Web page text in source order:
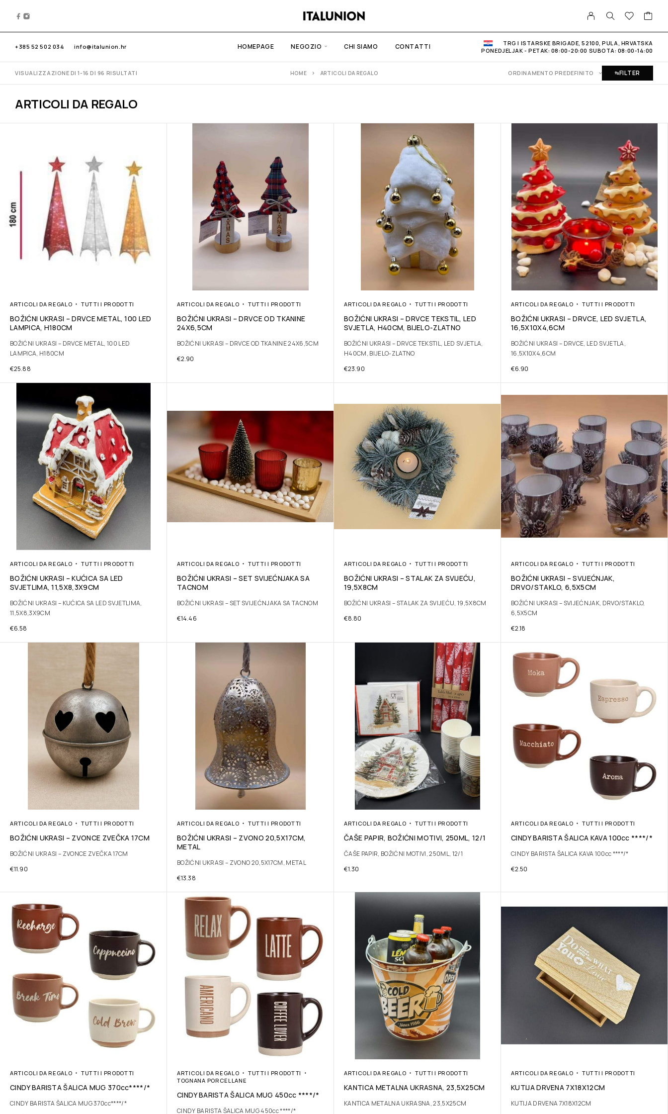
+385 52 502 034 info@italunion.hr HOMEPAGE NEGOZIO CHI SIAMO CONTATTI
TRG I ISTARSKE BRIGADE, 52100, PULA, HRVATSKA
PONEDJELJAK - PETAK: 08:00-20:00 SUBOTA: 08:00-14:00
VISUALIZZAZIONE DI 1-16 DI 96 RISULTATI HOME ARTICOLI DA REGALO ORDINAMENTO PREDEFINITO FILTER
ARTICOLI DA REGALO
ARTICOLI DA REGALO TUTTI I PRODOTTI
BOŽIĆNI UKRASI – DRVCE METAL, 100 LED
LAMPICA, H180CM
BOŽIĆNI UKRASI – DRVCE METAL, 100 LED
LAMPICA, H180CM
€25.88
ARTICOLI DA REGALO TUTTI I PRODOTTI
BOŽIĆNI UKRASI – DRVCE OD TKANINE
24X6,5CM
BOŽIĆNI UKRASI – DRVCE OD TKANINE 24X6,5CM
€2.90
ARTICOLI DA REGALO TUTTI I PRODOTTI
BOŽIĆNI UKRASI – DRVCE TEKSTIL, LED
SVJETLA, H40CM, BIJELO-ZLATNO
BOŽIĆNI UKRASI – DRVCE TEKSTIL, LED SVJETLA,
H40CM, BIJELO-ZLATNO
€23.90
ARTICOLI DA REGALO TUTTI I PRODOTTI
BOŽIĆNI UKRASI – DRVCE, LED SVJETLA,
16,5X10X4,6CM
BOŽIĆNI UKRASI – DRVCE, LED SVJETLA,
16,5X10X4,6CM
€6.90
ARTICOLI DA REGALO TUTTI I PRODOTTI
BOŽIĆNI UKRASI – KUĆICA SA LED
SVJETLIMA, 11,5X8,3X9CM
BOŽIĆNI UKRASI – KUĆICA SA LED SVJETLIMA,
11,5X8,3X9CM
€6.58
ARTICOLI DA REGALO TUTTI I PRODOTTI
BOŽIĆNI UKRASI – SET SVIJEĆNJAKA SA
TACNOM
BOŽIĆNI UKRASI – SET SVIJEĆNJAKA SA TACNOM
€14.46
ARTICOLI DA REGALO TUTTI I PRODOTTI
BOŽIĆNI UKRASI – STALAK ZA SVIJEĆU,
19,5X8CM
BOŽIĆNI UKRASI – STALAK ZA SVIJEĆU, 19,5X8CM
€8.80
ARTICOLI DA REGALO TUTTI I PRODOTTI
BOŽIĆNI UKRASI – SVIJEĆNJAK,
DRVO/STAKLO, 6,5X5CM
BOŽIĆNI UKRASI – SVIJEĆNJAK, DRVO/STAKLO,
6,5X5CM
€2.18
ARTICOLI DA REGALO TUTTI I PRODOTTI
BOŽIĆNI UKRASI – ZVONCE ZVEČKA 17CM
BOŽIĆNI UKRASI – ZVONCE ZVEČKA 17CM
€11.90
ARTICOLI DA REGALO TUTTI I PRODOTTI
BOŽIĆNI UKRASI – ZVONO 20,5X17CM,
METAL
BOŽIĆNI UKRASI – ZVONO 20,5X17CM, METAL
€13.38
ARTICOLI DA REGALO TUTTI I PRODOTTI
ČAŠE PAPIR, BOŽIĆNI MOTIVI, 250ML, 12/1
ČAŠE PAPIR, BOŽIĆNI MOTIVI, 250ML, 12/1
€1.30
ARTICOLI DA REGALO TUTTI I PRODOTTI
CINDY BARISTA ŠALICA KAVA 100cc ****/*
CINDY BARISTA ŠALICA KAVA 100cc ****/*
€2.50
ARTICOLI DA REGALO TUTTI I PRODOTTI
CINDY BARISTA ŠALICA MUG 370cc****/*
CINDY BARISTA ŠALICA MUG 370cc****/*
ARTICOLI DA REGALO
TUTTI I PRODOTTI
TOGNANA PORCELLANE
CINDY BARISTA ŠALICA MUG 450cc ****/*
CINDY BARISTA ŠALICA MUG 450cc ****/*
ARTICOLI DA REGALO TUTTI I PRODOTTI
KANTICA METALNA UKRASNA, 23,5X25CM
KANTICA METALNA UKRASNA, 23,5X25CM
ARTICOLI DA REGALO TUTTI I PRODOTTI
KUTIJA DRVENA 7X18X12CM
KUTIJA DRVENA 7X18X12CM